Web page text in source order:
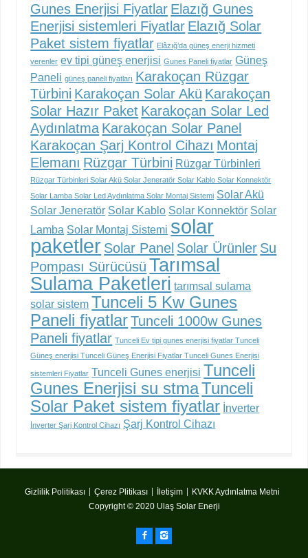
Gunes Enerjisi Fiyatlar Elazığ Gunes
Enerjisi sistemleri Fiyatlar Elazığ Solar
Paket sistem fiyatlar Elâzığ’da güneş enerji hizmeti
verenler ev tipi güneş enerjisi Gunes Paneli fiyatlar Güneş
Paneli güneş paneli fiyatları Karakoçan Rüzgar
Türbini Karakoçan Solar Akü Karakoçan
Solar Hazır Paket Karakoçan Solar Led
Aydınlatma Karakoçan Solar Panel
Karakoçan Şarj Kontrol Cihazı Montaj
Elemanı Rüzgar Türbini Rüzgar Türbinleri
Rüzgar Türbinleri Solar Akü Solar Jeneratör Solar Kablo Solar Konnektör
Solar Lamba Solar Led Aydınlatma Solar Montaj Sistemi Solar Akü
Solar Jeneratör Solar Kablo Solar Konnektör Solar
Lamba Solar Montaj Sistemi solar
paketler Solar Panel Solar Ürünler Su
Pompası Sürücüsü Tarımsal
Sulama Paketleri tarımsal sulama
solar sistem Tunceli 5 Kw Gunes
Paneli fiyatlarTunceli 1000w Gunes
Paneli fiyatlar Tunceli Ev tipi gunes enerjisi fiyatlar Tunceli
Güneş enerjisi Tunceli Güneş Enerjisi Fiyatlar Tunceli Gunes Enerjisi
sistemleri Fiyatlar Tunceli Gunes enerjisi Tunceli
Gunes Enerjisi su stmaTunceli
Solar Paket sistem fiyatlar İnverter
İnverter Şarj Kontrol Cihazı Şarj Kontrol Cihazı
Gizlilik Politikası Çerez Plitikası İletişim
KVKK Aydınlatma Metni
Copyright © 2020 Ulaş Solar Enerji